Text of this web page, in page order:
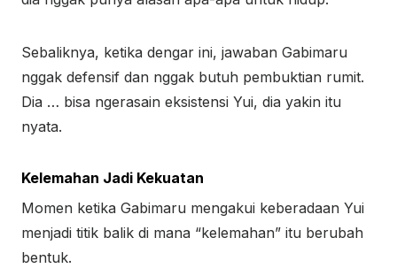
Sebaliknya, ketika dengar ini, jawaban Gabimaru
nggak defensif dan nggak butuh pembuktian rumit.
Dia … bisa ngerasain eksistensi Yui, dia yakin itu
nyata.
Kelemahan Jadi Kekuatan
Momen ketika Gabimaru mengakui keberadaan Yui
menjadi titik balik di mana “kelemahan” itu berubah
bentuk.